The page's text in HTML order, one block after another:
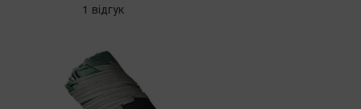
1 відгук